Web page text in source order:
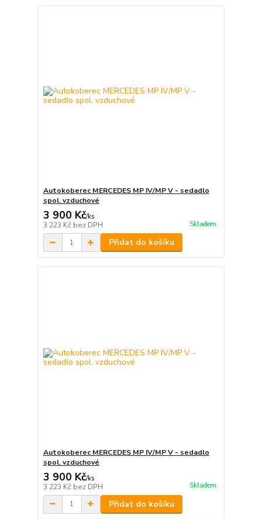
Autokoberec MERCEDES MP IV/MP V - sedadlo
spol. vzduchové
3 900 Kč/ks
3 223 Kč bez DPH Skladem
Přidat do košíku
Autokoberec MERCEDES MP IV/MP V - sedadlo
spol. vzduchové
3 900 Kč/ks
3 223 Kč bez DPH Skladem
Přidat do košíku